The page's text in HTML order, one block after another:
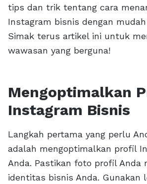
tips dan trik tentang cara
Instagram bisnis dengan
Simak terus artikel ini untuk
wawasan yang berguna!
Mengoptimalkan
Instagram Bisnis
Langkah pertama yang perlu
adalah mengoptimalkan profil
Anda. Pastikan foto profil Anda
identitas bisnis Anda. Gunakan